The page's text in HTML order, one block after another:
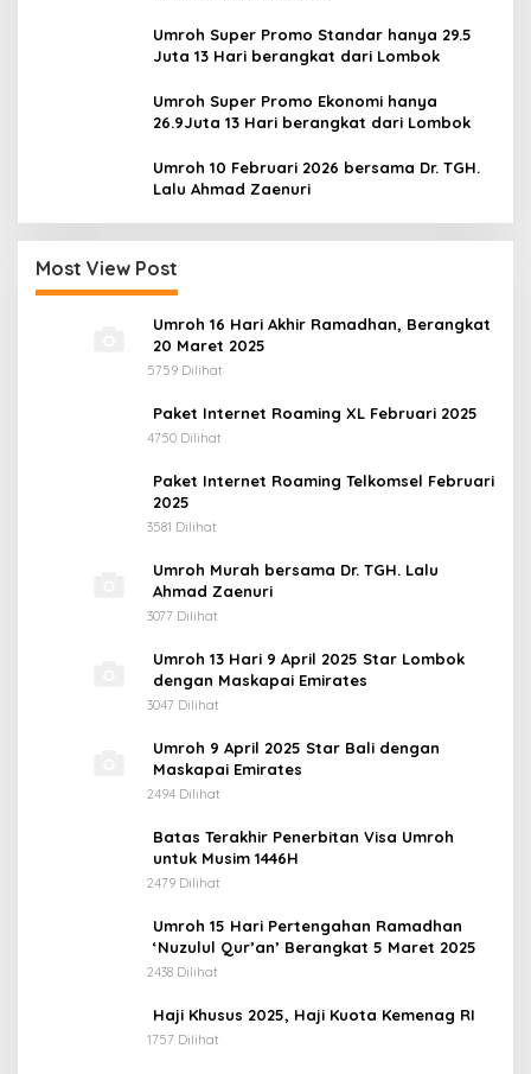
Umroh Super Promo Standar hanya 29.5
Juta 13 Hari berangkat dari Lombok
Umroh Super Promo Ekonomi hanya
26.9Juta 13 Hari berangkat dari Lombok
Umroh 10 Februari 2026 bersama Dr. TGH.
Lalu Ahmad Zaenuri
Most View Post
Umroh 16 Hari Akhir Ramadhan, Berangkat
20 Maret 2025
5759 Dilihat
Paket Internet Roaming XL Februari 2025
4750 Dilihat
Paket Internet Roaming Telkomsel Februari
2025
3581 Dilihat
Umroh Murah bersama Dr. TGH. Lalu
Ahmad Zaenuri
3077 Dilihat
Umroh 13 Hari 9 April 2025 Star Lombok
dengan Maskapai Emirates
3047 Dilihat
Umroh 9 April 2025 Star Bali dengan
Maskapai Emirates
2494 Dilihat
Batas Terakhir Penerbitan Visa Umroh
untuk Musim 1446H
2479 Dilihat
Umroh 15 Hari Pertengahan Ramadhan
‘Nuzulul Qur’an’ Berangkat 5 Maret 2025
2438 Dilihat
Haji Khusus 2025, Haji Kuota Kemenag RI
1757 Dilihat